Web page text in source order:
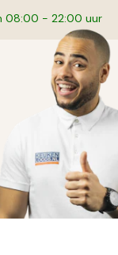
08:00 - 22:00 uur